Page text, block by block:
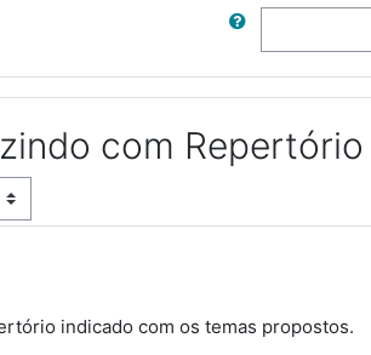
Buscar
com Repertório
indicado com os temas propostos.